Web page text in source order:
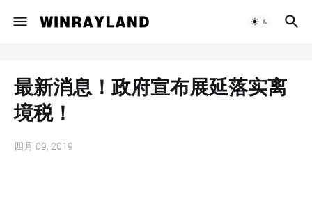
最新消息！政府宣布展延落实离
境税！
四月 09, 2019